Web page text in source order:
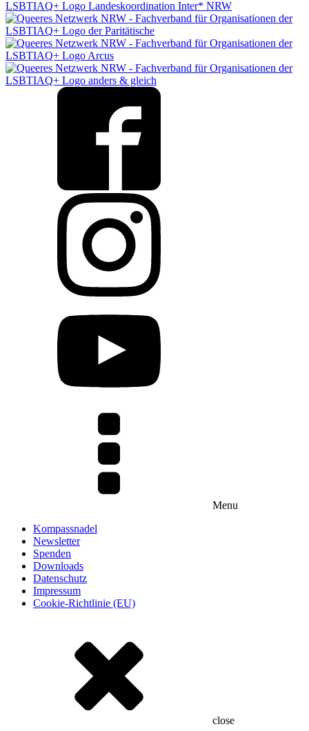
Menu
Kompassnadel
Newsletter
Spenden
Downloads
Datenschutz
Impressum
Cookie-Richtlinie (EU)
close